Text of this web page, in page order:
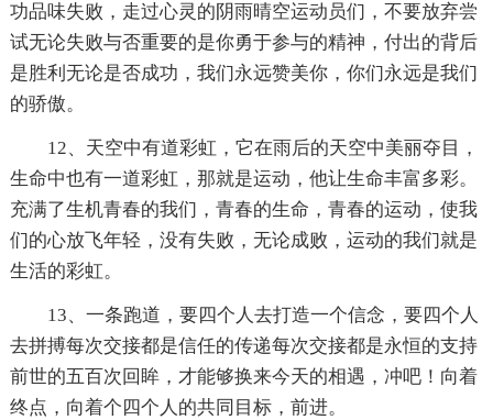
功品味失败，走过心灵的阴雨晴空运动员们，不要放弃尝
试无论失败与否重要的是你勇于参与的精神，付出的背后
是胜利无论是否成功，我们永远赞美你，你们永远是我们
的骄傲。
12、天空中有道彩虹，它在雨后的天空中美丽夺目，
生命中也有一道彩虹，那就是运动，他让生命丰富多彩。
充满了生机青春的我们，青春的生命，青春的运动，使我
们的心放飞年轻，没有失败，无论成败，运动的我们就是
生活的彩虹。
13、一条跑道，要四个人去打造一个信念，要四个人
去拼搏每次交接都是信任的传递每次交接都是永恒的支持
前世的五百次回眸，才能够换来今天的相遇，冲吧！向着
终点，向着个四个人的共同目标，前进。